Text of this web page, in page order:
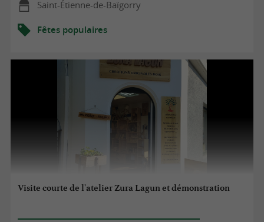
Saint-Étienne-de-Baïgorry
Fêtes populaires
Visite courte de l'atelier Zura Lagun et démonstration